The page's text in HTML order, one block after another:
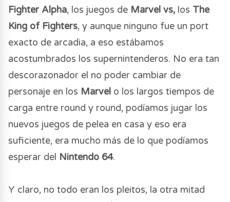
Fighter Alpha, los juegos de Marvel vs, los The
King of Fighters, y aunque ninguno fue un port
exacto de arcadia, a eso estábamos
acostumbrados los supernintenderos. No era tan
descorazonador el no poder cambiar de
personaje en los Marvel o los largos tiempos de
carga entre round y round, podíamos jugar los
nuevos juegos de pelea en casa y eso era
suficiente, era mucho más de lo que podíamos
esperar del Nintendo 64.
Y claro, no todo eran los pleitos, la otra mitad